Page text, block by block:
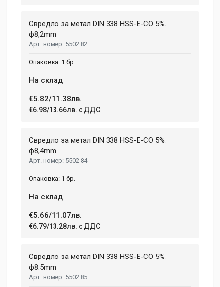
Свредло за метал DIN 338 HSS-E-CO 5%,
ф8,2mm
5502 82
1 бр.
На склад
€5.82/11.38лв.
€6.98/13.66лв. с ДДС
Свредло за метал DIN 338 HSS-E-CO 5%,
ф8,4mm
5502 84
1 бр.
На склад
€5.66/11.07лв.
€6.79/13.28лв. с ДДС
Свредло за метал DIN 338 HSS-E-CO 5%,
ф8.5mm
5502 85